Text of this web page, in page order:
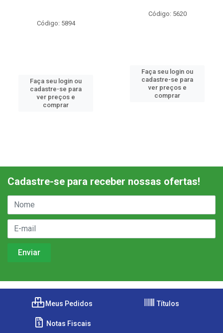
Código: 5894
Faça seu login ou
cadastre-se para
ver preços e
comprar
Código: 5620
Faça seu login ou
cadastre-se para
ver preços e
comprar
Cadastre-se para receber nossas ofertas!
Meus Pedidos Títulos
Notas Fiscais